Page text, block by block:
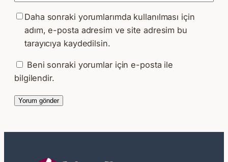
Daha sonraki yorumlarımda kullanılması için
adım, e-posta adresim ve site adresim bu
tarayıcıya kaydedilsin.
Beni sonraki yorumlar için e-posta ile
bilgilendir.